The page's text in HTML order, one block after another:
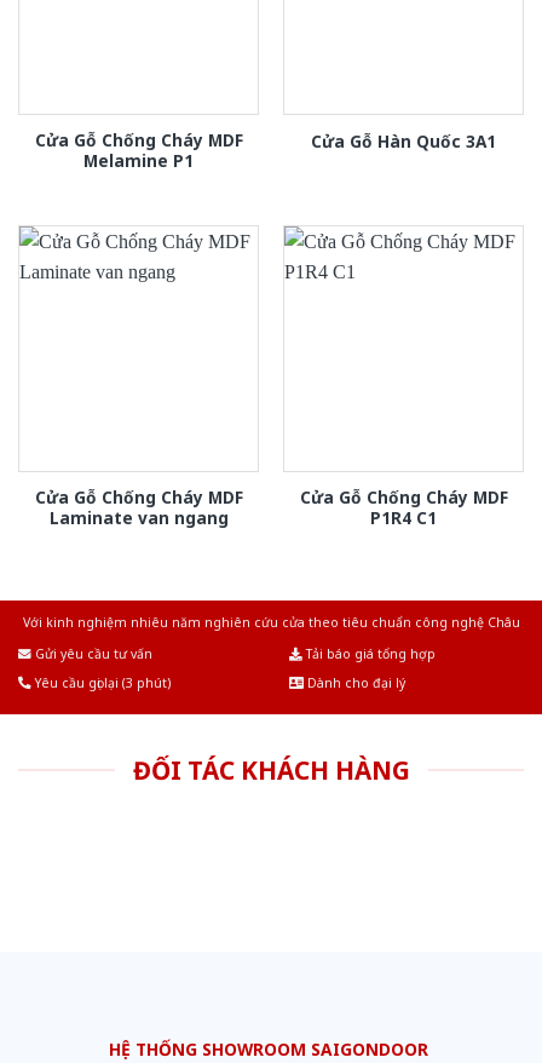
Cửa Gỗ Chống Cháy MDF
Melamine P1
Cửa Gỗ Hàn Quốc 3A1
Cửa Gỗ Chống Cháy MDF
Laminate van ngang
Cửa Gỗ Chống Cháy MDF
P1R4 C1
Với kinh nghiệm nhiêu năm nghiên cứu cửa theo tiêu chuẩn công nghệ Châu
Gửi yêu cầu tư vấn
Tải báo giá tổng hợp
Yêu cầu gọi lại (3 phút)
Dành cho đại lý
ĐỐI TÁC KHÁCH HÀNG
HỆ THỐNG SHOWROOM SAIGONDOOR